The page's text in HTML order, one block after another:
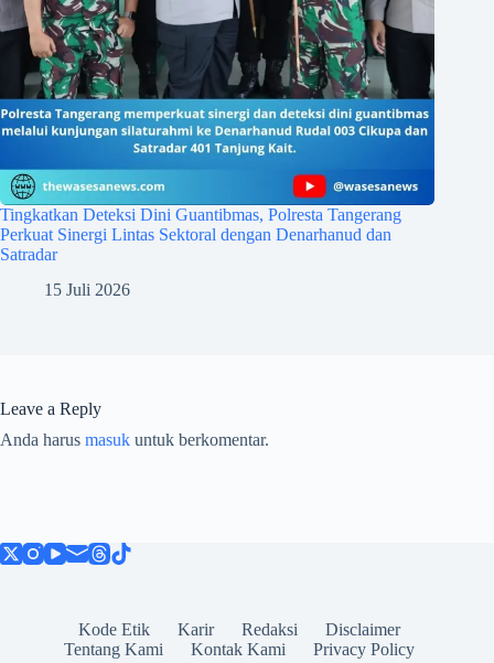
Tingkatkan Deteksi Dini Guantibmas, Polresta Tangerang
Perkuat Sinergi Lintas Sektoral dengan Denarhanud dan
Satradar
15 Juli 2026
Leave a Reply
Anda harus masuk untuk berkomentar.
Kode Etik Karir Redaksi
Disclaimer
Tentang Kami
Kontak Kami
Privacy Policy